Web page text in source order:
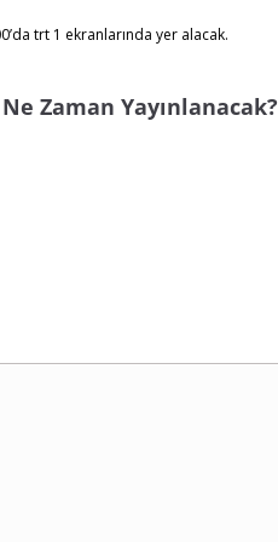
trt 1 ekranlarında yer alacak.
Zaman Yayınlanacak?